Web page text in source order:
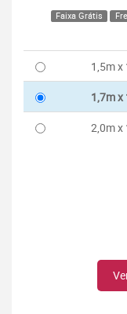
Faixa Grátis
1,5m x
1,7m x
2,0m x